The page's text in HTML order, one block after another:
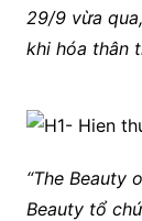
29/9 vừa
khi hóa thân
“The Beauty
Beauty tổ